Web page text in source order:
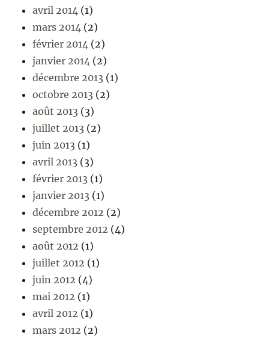
avril 2014 (1)
mars 2014 (2)
février 2014 (2)
janvier 2014 (2)
décembre 2013 (1)
octobre 2013 (2)
août 2013 (3)
juillet 2013 (2)
juin 2013 (1)
avril 2013 (3)
février 2013 (1)
janvier 2013 (1)
décembre 2012 (2)
septembre 2012 (4)
août 2012 (1)
juillet 2012 (1)
juin 2012 (4)
mai 2012 (1)
avril 2012 (1)
mars 2012 (2)